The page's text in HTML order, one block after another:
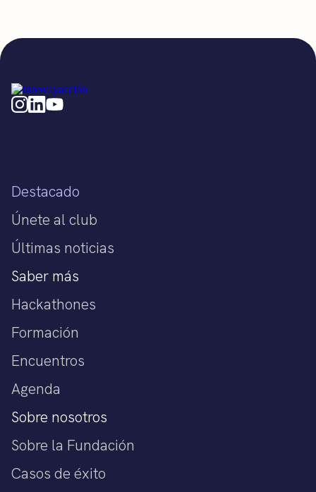
Destacado
Únete al club
Últimas noticias
Saber más
Hackathones
Formación
Encuentros
Agenda
Sobre nosotros
Sobre la Fundación
Casos de éxito